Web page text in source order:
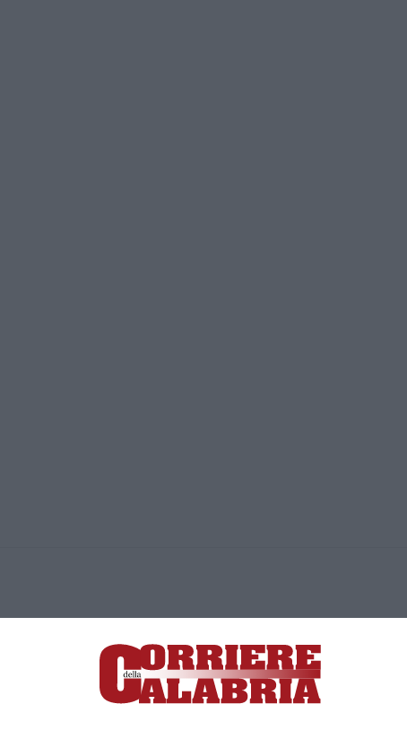
Lamezia Terme (CZ)
Direttore responsabile Paola Militano |Privacy